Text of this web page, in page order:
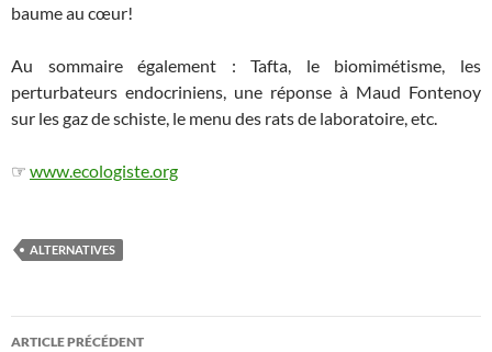
baume au cœur!
Au sommaire également : Tafta, le biomimétisme, les
perturbateurs endocriniens, une réponse à Maud Fontenoy
sur les gaz de schiste, le menu des rats de laboratoire, etc.
☞ www.ecologiste.org
ALTERNATIVES
Navigation
ARTICLE PRÉCÉDENT